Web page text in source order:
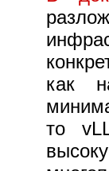
как
то